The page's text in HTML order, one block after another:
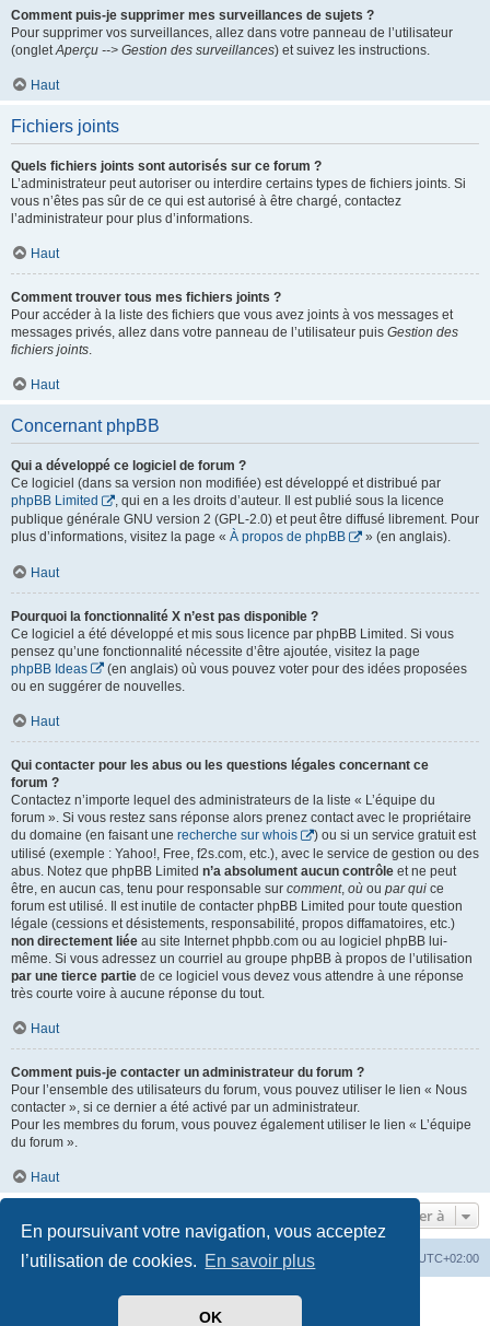
En poursuivant votre navigation, vous acceptez
l’utilisation de cookies. En savoir plus
OK
Comment puis-je supprimer mes surveillances de sujets ?
Pour supprimer vos surveillances, allez dans votre panneau de l’utilisateur
(ongletAperçu --> Gestion des surveillances) et suivez les instructions.
Haut
Fichiers joints
Quels fichiers joints sont autorisés sur ce forum ?
L’administrateur peut autoriser ou interdire certains types de fichiers joints. Si
vous n’êtes pas sûr de ce qui est autorisé à être chargé, contactez
l’administrateur pour plus d’informations.
Haut
Comment trouver tous mes fichiers joints ?
Pour accéder à la liste des fichiers que vous avez joints à vos messages et
messages privés, allez dans votre panneau de l’utilisateur puis Gestion des
fichiers joints.
Haut
Concernant phpBB
Qui a développé ce logiciel de forum ?
Ce logiciel (dans sa version non modifiée) est développé et distribué par
phpBB Limited
, qui en a les droits d’auteur. Il est publié sous la licence
publique générale GNU version 2 (GPL-2.0) et peut être diffusé librement. Pour
plus d’informations, visitez la page « À propos de phpBB » (en anglais).
Haut
Pourquoi la fonctionnalité X n’est pas disponible ?
Ce logiciel a été développé et mis sous licence par phpBB Limited. Si vous
pensez qu’une fonctionnalité nécessite d’être ajoutée, visitez la page
phpBB Ideas
(en anglais) où vous pouvez voter pour des idées proposées
ou en suggérer de nouvelles.
Haut
Qui contacter pour les abus ou les questions légales concernant ce
forum ?
Contactez n’importe lequel des administrateurs de la liste « L’équipe du
forum ». Si vous restez sans réponse alors prenez contact avec le propriétaire
du domaine (en faisant une recherche sur whois
) ou si un service gratuit est
utilisé (exemple : Yahoo!, Free, f2s.com, etc.), avec le service de gestion ou des
abus. Notez que phpBB Limited n’a absolument aucun contrôle et ne peut
être, en aucun cas, tenu pour responsable sur comment, où ou par qui ce
forum est utilisé. Il est inutile de contacter phpBB Limited pour toute question
légale (cessions et désistements, responsabilité, propos diffamatoires, etc.)
non directement liée au site Internet phpbb.com ou au logiciel phpBB lui-
même. Si vous adressez un courriel au groupe phpBB à propos de l’utilisation
par une tierce partie de ce logiciel vous devez vous attendre à une réponse
très courte voire à aucune réponse du tout.
Haut
Comment puis-je contacter un administrateur du forum ?
Pour l’ensemble des utilisateurs du forum, vous pouvez utiliser le lien « Nous
contacter », si ce dernier a été activé par un administrateur.
Pour les membres du forum, vous pouvez également utiliser le lien « L’équipe
du forum ».
Haut
Aller à
Index du forum UTC+02:00
Développé parphpBB® Forum Software © phpBB Limited
Traduit par